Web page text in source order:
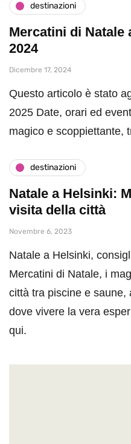
destinazioni
Mercatini di Natale
2024
Dicembre 17, 2024
Questo articolo è stato
2025 Date, orari ed
magico e scoppiettante,
destinazioni
Natale a Helsinki:
visita della città
Novembre 6, 2023
Natale a Helsinki,
Mercatini di Natale, i
città tra piscine e saune,
dove vivere la vera
qui.